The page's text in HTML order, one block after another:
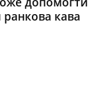
ранкова кава